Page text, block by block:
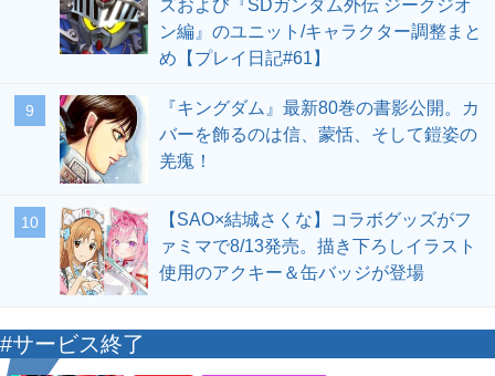
ズおよび『SDガンダム外伝 ジークジオ
ン編』のユニット/キャラクター調整まと
め【プレイ日記#61】
9
『キングダム』最新80巻の書影公開。カ
バーを飾るのは信、蒙恬、そして鎧姿の
羌瘣！
10
【SAO×結城さくな】コラボグッズがフ
ァミマで8/13発売。描き下ろしイラスト
使用のアクキー＆缶バッジが登場
#サービス終了